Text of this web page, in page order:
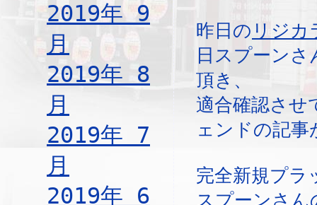
2019年 9
月
2019年 8
月
2019年 7
月
2019年 6
昨日の リジカ
日スプーン
頂き、
適合確認させ
ェンドの記
完全新規プラ
スプーンさん